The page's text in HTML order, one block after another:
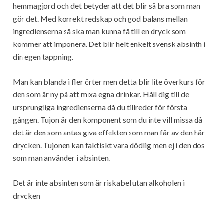
hemmagjord och det betyder att det blir så bra som man
gör det. Med korrekt redskap och god balans mellan
ingredienserna så ska man kunna få till en dryck som
kommer att imponera. Det blir helt enkelt svensk absinth i
din egen tappning.
Man kan blanda i fler örter men detta blir lite överkurs för
den som är ny på att mixa egna drinkar. Håll dig till de
ursprungliga ingredienserna då du tillreder för första
gången. Tujon är den komponent som du inte vill missa då
det är den som antas giva effekten som man får av den här
drycken. Tujonen kan faktiskt vara dödlig men ej i den dos
som man använder i absinten.
Det är inte absinten som är riskabel utan alkoholen i
drycken